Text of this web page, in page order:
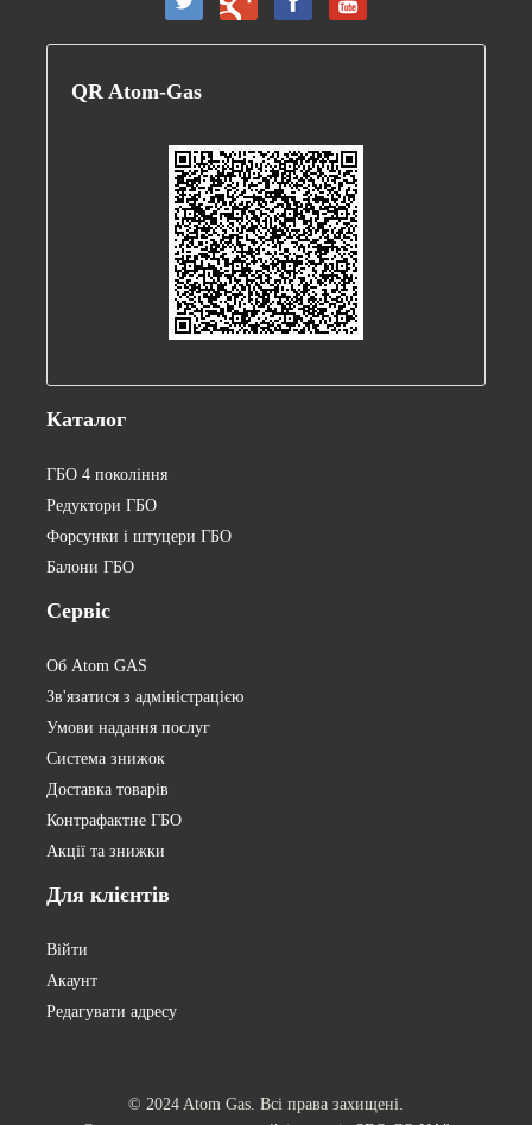
QR Atom-Gas
Каталог
ГБО 4 покоління
Редуктори ГБО
Форсунки і штуцери ГБО
Балони ГБО
Сервіс
Об Atom GAS
Зв'язатися з адміністрацією
Умови надання послуг
Система знижок
Доставка товарів
Контрафактне ГБО
Акції та знижки
Для клієнтів
Війти
Акаунт
Редагувати адресу
© 2024 Atom Gas. Всі права захищені.